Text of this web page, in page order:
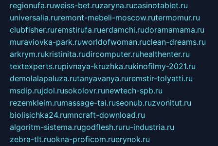
regionufa.ruweiss-bet.ruzaryna.rucasinotablet.ru
universalia.ruremont-mebeli-moscow.rutermomur.ru
clubfisher.ruremstirufa.ruerdamchi.rudoramamama.ru
muraviovka-park.ruworldofwoman.ruclean-dreams.ru
arkrym.rukristinita.rudircomputer.ruhealthenter.ru
textexperts.rupivnaya-kruzhka.rukinofilmy-2021.ru
demolalapaluza.rutanyavanya.ruremstir-tolyatti.ru
msdip.rujdol.rusokolovr.runewtech-spb.ru
rezemkleim.rumassage-tai.ruseonub.ruzvonitut.ru
biolisichka24.rumncraft-download.ru
algoritm-sistema.rugodflesh.ruru-industria.ru
zebra-tlt.ruokna-proficom.ruerynok.ru